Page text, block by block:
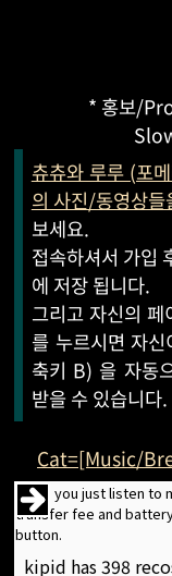
* 홍보/
츄츄와 루루 (포
의 사진/동영상들
보세요.
접속하셔서 가입
에 저장 됩니다.
그리고 자신의
를 누르시면 자
축키 B) 을 자동
받을 수 있습니다.
Cat=[Music/